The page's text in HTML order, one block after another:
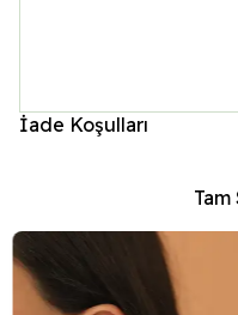
İade Koşulları
Tam